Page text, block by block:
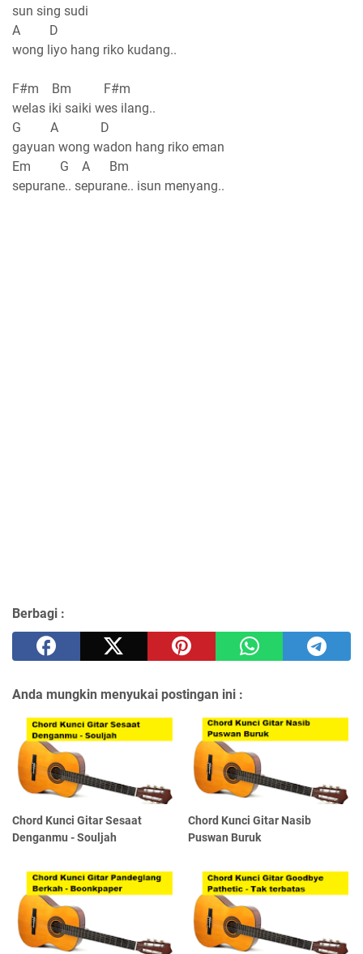
sun sing sudi
A D
wong liyo hang riko kudang..
F#m Bm F#m
welas iki saiki wes ilang..
G A D
gayuan wong wadon hang riko eman
Em G A Bm
sepurane.. sepurane.. isun menyang..
Berbagi :
Anda mungkin menyukai postingan ini :
Chord Kunci Gitar Sesaat
Denganmu - Souljah
Chord Kunci Gitar Nasib
Puswan Buruk